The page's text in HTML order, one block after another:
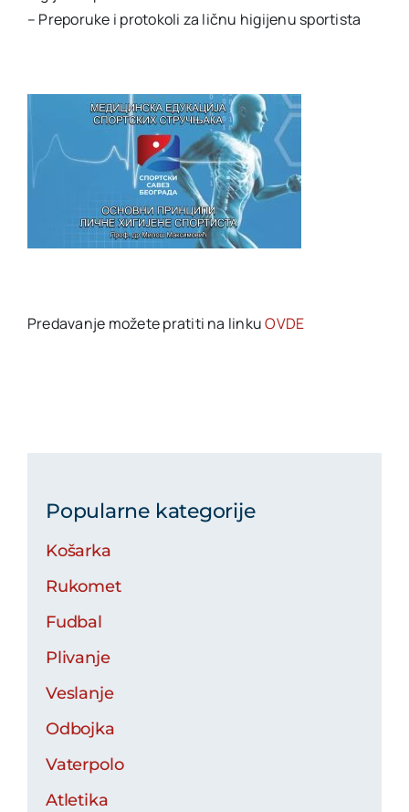
– Preporuke i protokoli za ličnu higijenu sportista
Predavanje možete pratiti na linkuOVDE
Popularne kategorije
Košarka
Rukomet
Fudbal
Plivanje
Veslanje
Odbojka
Vaterpolo
Atletika